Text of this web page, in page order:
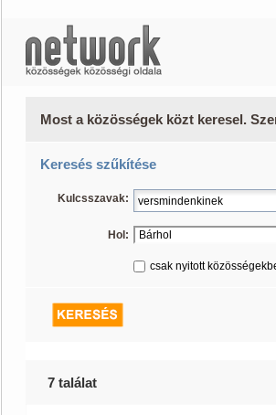
Most a közösségek közt keresel.
Keresés szűkítése
Kulcsszavak:
Hol:
csak nyitott
7 találat